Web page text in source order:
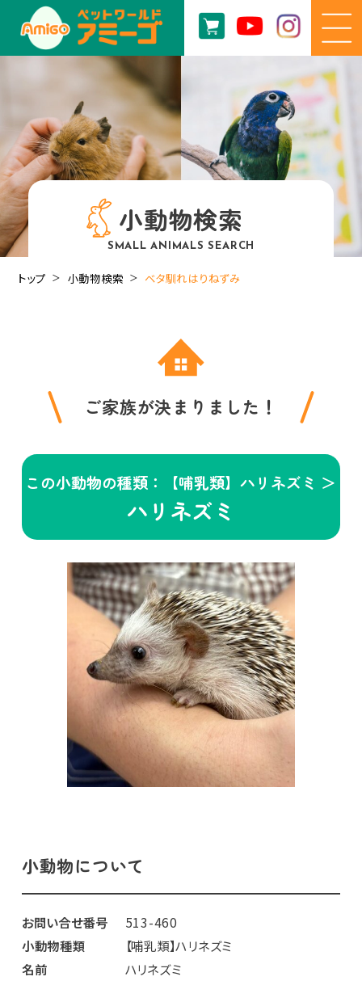
小動物検索
SMALL ANIMALS SEARCH
トップ 小動物検索 ベタ馴れはりねずみ
ご家族が決まりました！
この小動物の種類：【哺乳類】ハリネズミ ＞
ハリネズミ
小動物について
お問い合せ番号
513-460
小動物種類
【哺乳類】ハリネズミ
名前
ハリネズミ